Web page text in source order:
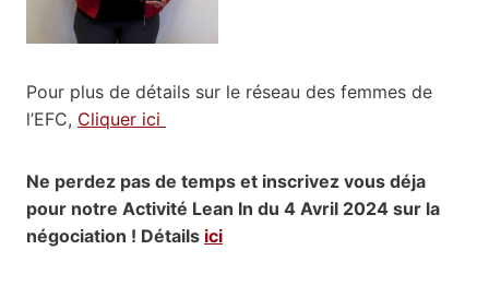
Pour plus de détails sur le réseau des femmes de
l’EFC, Cliquer ici
Ne perdez pas de temps et inscrivez vous déja
pour notre Activité Lean In du 4 Avril 2024 sur la
négociation ! Détails ici